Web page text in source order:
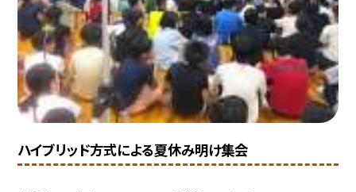
ハイブリッド方式による夏休み明け集会